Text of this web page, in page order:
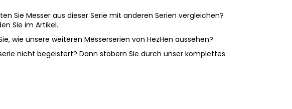
e
r
e
l
Sie Messer aus dieser Serie mit anderen Serien vergleichen?
Sie im Artikel.
wie unsere weiteren Messerserien von HezHen aussehen?
nicht begeistert? Dann stöbern Sie durch unser komplettes